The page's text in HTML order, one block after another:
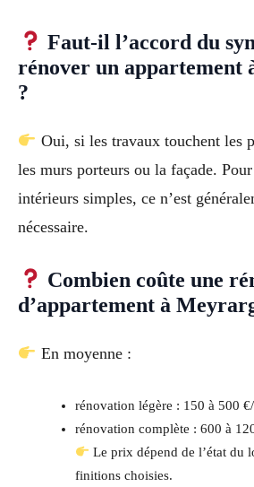
Faut-il l’accord du
rénover un appartement
?
Oui, si les travaux touchent les
les murs porteurs ou la façade.
intérieurs simples, ce n’est
nécessaire.
Combien coûte une
d’appartement à
En moyenne :
rénovation légère : 150 à 500
rénovation complète : 600 à
Le prix dépend de l’état du
finitions choisies.